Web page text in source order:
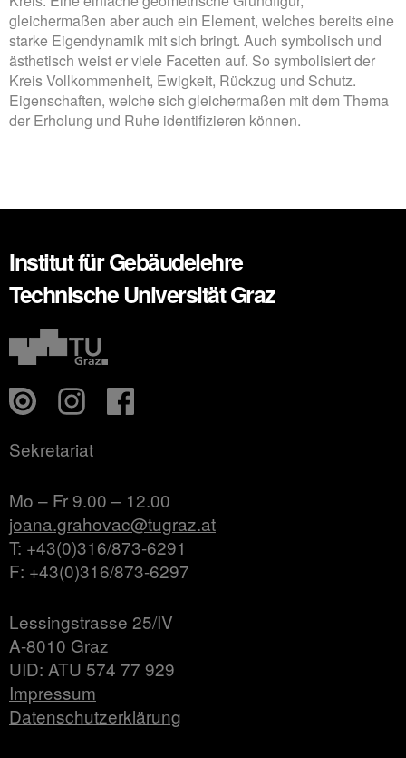
gleichermaßen aber auch ein Element, welches bereits eine
starke Eigendynamik mit sich bringt. Auch symbolisch und
ästhetisch weist er viele Facetten auf. So symbolisiert der
Kreis Vollkommenheit, Ewigkeit, Rückzug und Schutz.
Eigenschaften, welche sich gleichermaßen mit dem Thema
der Erholung und Ruhe identifizieren können.
Institut für Gebäudelehre
Technische Universität Graz
Sekretariat
Mo – Fr 9.00 – 12.00
joana.grahovac@tugraz.at
T: +43(0)316/873-6291
F: +43(0)316/873-6297
Lessingstrasse 25/IV
A-8010 Graz
UID: ATU 574 77 929
Impressum
Datenschutzerklärung